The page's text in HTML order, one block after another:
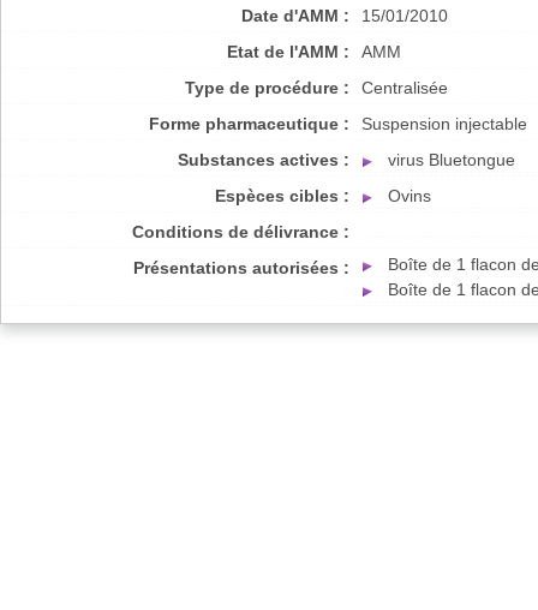
Date d'AMM :
15/01/2010
Etat de l'AMM :
AMM
Type de procédure :
Centralisée
Forme pharmaceutique :
Suspension injectable
Substances actives :
virus Bluetongue
Espèces cibles :
Ovins
Conditions de délivrance :
Présentations autorisées :
Boîte de 1 flacon
Boîte de 1 flacon